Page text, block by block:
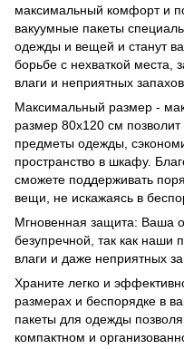
максимальный комфорт и
вакуумные пакеты
одежды и вещей и станут
борьбе с нехваткой
влаги и неприятных запахов.
Максимальный размер -
размер 80x120 см
предметы одежды,
пространство в шкафу.
сможете поддерживать
вещи, не искажаясь в
Мгновенная защита: Ваша
безупречной, так как наши
влаги и даже неприятных
Храните легко и
размерах и беспорядке в
пакеты для одежды
компактном и